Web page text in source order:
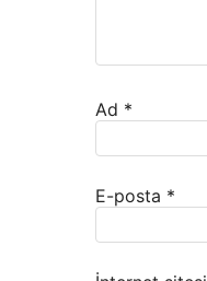
Ad *
E-posta *